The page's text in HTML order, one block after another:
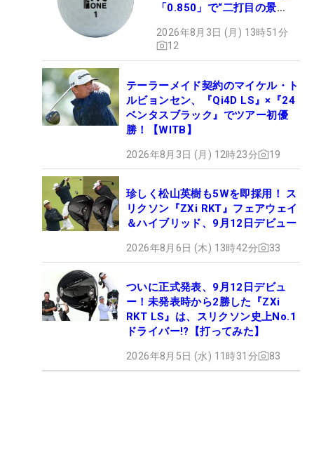
「0.850」で“二打目の景
2026年8月3日 (月) 13時51分
12
テーラーメイド契約のマイケル・ト
ルビョンセン、『Qi4D LS』×『24
ベンタスブラック』でツアー初優
勝！【WITB】
2026年8月3日 (月) 12時23分 19
珍しく松山英樹も5Wを即採用！ ス
リクソン『ZXi RKT』フェアウェイ
＆ハイブリッド、9月12日デビュー
2026年8月6日 (木) 13時42分 33
ついに正式発表、9月12日デビュ
ー！未発表時から2勝した『ZXi
RKT LS』は、スリクソン史上No.1
ドライバー!?【打ってみた】
2026年8月5日 (水) 11時31分 83